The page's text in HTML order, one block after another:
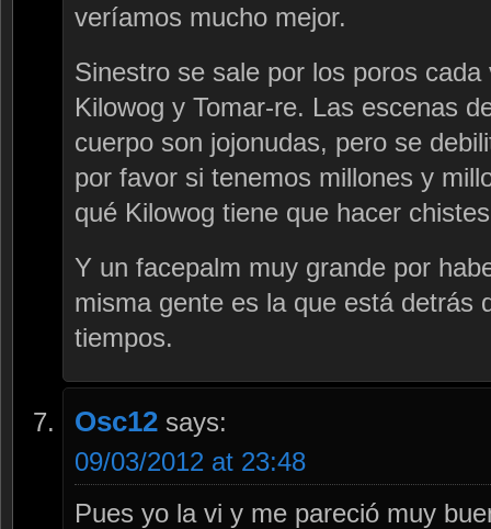
veríamos mucho mejor.
Sinestro se sale por los poros
Kilowog y Tomar-re. Las escenas
cuerpo son jojonudas, pero se
por favor si tenemos millones y
qué Kilowog tiene que hacer
Y un facepalm muy grande por
misma gente es la que está detrás
tiempos.
Osc12 says:
09/03/2012 at 23:48
Pues yo la vi y me pareció muy